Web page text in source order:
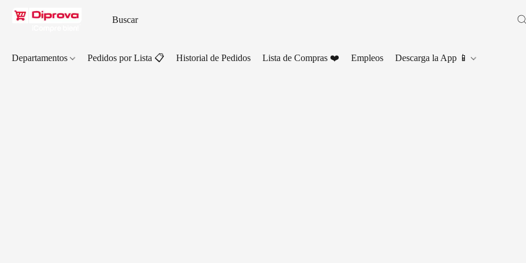
Departamentos Pedidos por Lista 📋 Historial de Pedidos Lista de Compras ❤️ Empleos Descarga la App 📱